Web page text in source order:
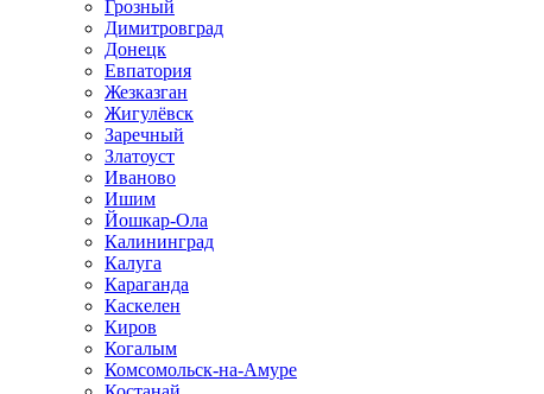
Грозный
Димитровград
Донецк
Евпатория
Жезказган
Жигулёвск
Заречный
Златоуст
Иваново
Ишим
Йошкар-Ола
Калининград
Калуга
Караганда
Каскелен
Киров
Когалым
Комсомольск-на-Амуре